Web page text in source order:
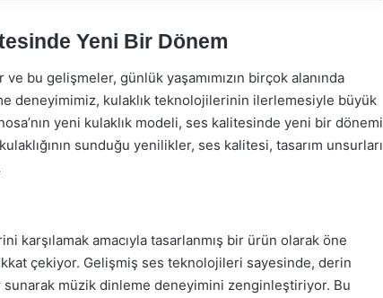
Yeni Bir Dönem
bu gelişmeler, günlük yaşamımızın birçok alanında
deneyimimiz, kulaklık teknolojilerinin ilerlemesiyle büyük
yeni kulaklık modeli, ses kalitesinde yeni bir dönemi
sunduğu yenilikler, ses kalitesi, tasarım unsurları
karşılamak amacıyla tasarlanmış bir ürün olarak öne
çekiyor. Gelişmiş ses teknolojileri sayesinde, derin
müzik dinleme deneyimini zenginleştiriyor. Bu